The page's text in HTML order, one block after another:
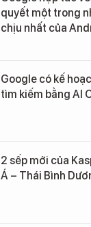
quyết một trong
chịu nhất của
Google có kế
tìm kiếm bằng AI
2 sếp mới của
Á – Thái Bình